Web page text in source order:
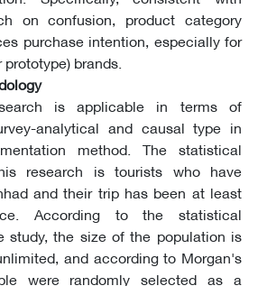
on confusion, product category
purchase intention, especially for
brands.
is applicable in terms of
analytical and causal type in
method. The statistical
research is tourists who have
and their trip has been at least
According to the statistical
study, the size of the population is
and according to Morgan's
were randomly selected as a